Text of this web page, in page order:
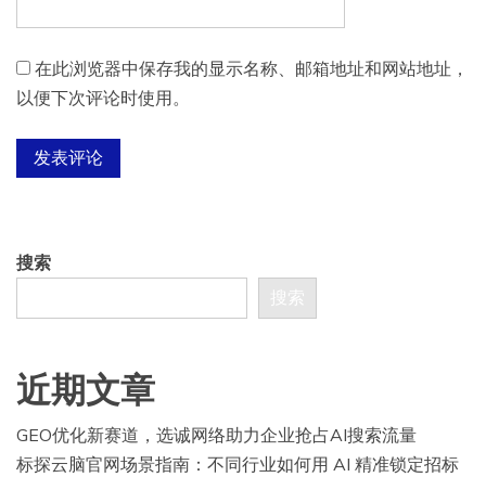
在此浏览器中保存我的显示名称、邮箱地址和网站地址，
以便下次评论时使用。
搜索
搜索
近期文章
GEO优化新赛道，选诚网络助力企业抢占AI搜索流量
标探云脑官网场景指南：不同行业如何用 AI 精准锁定招标